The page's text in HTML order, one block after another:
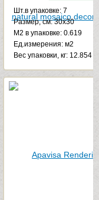
Шт.в упаковке: 7
Размер, см: 30x30
М2 в упаковке: 0.619
Ед.измерения: м2
Веc упаковки, кг: 12.854